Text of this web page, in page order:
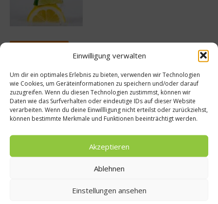
Einwilligung verwalten
Um dir ein optimales Erlebnis zu bieten, verwenden wir Technologien
wie Cookies, um Geräteinformationen zu speichern und/oder darauf
zuzugreifen. Wenn du diesen Technologien zustimmst, können wir
Daten wie das Surfverhalten oder eindeutige IDs auf dieser Website
verarbeiten. Wenn du deine Einwillligung nicht erteilst oder zurückziehst,
können bestimmte Merkmale und Funktionen beeinträchtigt werden.
Akzeptieren
Ablehnen
Einstellungen ansehen
auch mehr
Weg mit dem
Weg mit